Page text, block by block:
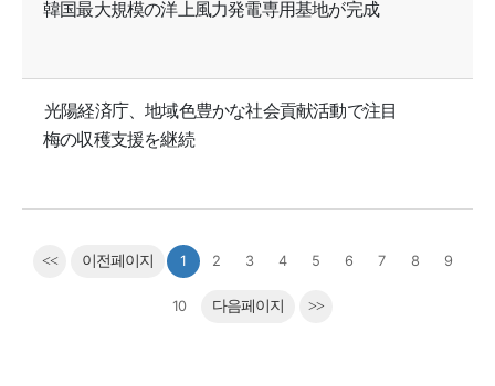
韓国最大規模の洋上風力発電専用基地が完成
光陽経済庁、地域色豊かな社会貢献活動で注目
梅の収穫支援を継続
<< 이전페이지 1 2 3 4 5 6 7 8 9
10 다음페이지 >>